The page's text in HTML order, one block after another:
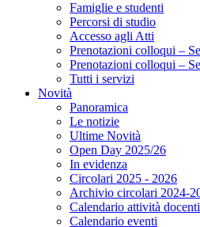
Famiglie e studenti
Percorsi di studio
Accesso agli Atti
Prenotazioni colloqui –
Prenotazioni colloqui –
Tutti i servizi
Novità
Panoramica
Le notizie
Ultime Novità
Open Day 2025/26
In evidenza
Circolari 2025 - 2026
Archivio circolari 2024-
Calendario attività docenti
Calendario eventi